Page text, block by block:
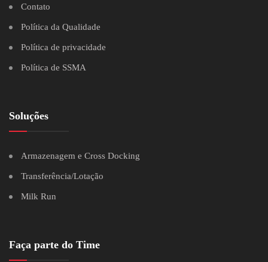
Contato
Política da Qualidade
Política de privacidade
Política de SSMA
Soluções
Armazenagem e Cross Docking
Transferência/Lotação
Milk Run
Faça parte do Time